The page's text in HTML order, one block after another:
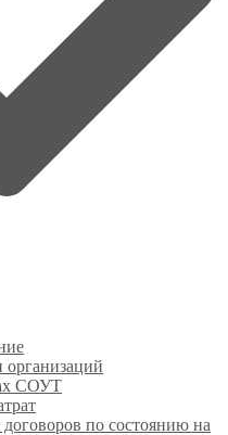
СОУТ
по состоянию на